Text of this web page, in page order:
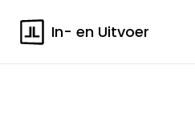
In- en Uitvoer